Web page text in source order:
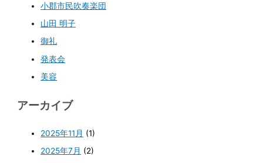
小郡市民吹奏楽団
山田 明子
御礼
発表会
美容
アーカイブ
2025年11月 (1)
2025年7月 (2)